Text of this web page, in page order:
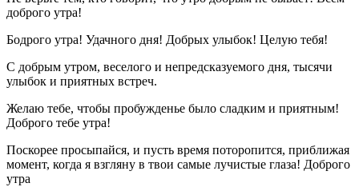
доброго утра!
Бодрого утра! Удачного дня! Добрых улыбок! Целую тебя!
С добрым утром, веселого и непредсказуемого дня, тысячи
улыбок и приятных встреч.
Желаю тебе, чтобы пробужденье было сладким и приятным!
Доброго тебе утра!
Поскорее просыпайся, и пусть время поторопится, приближая
момент, когда я взгляну в твои самые лучистые глаза! Доброго
утра